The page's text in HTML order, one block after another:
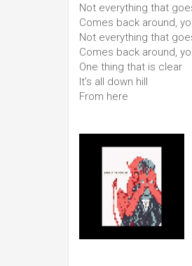
Not everything that
Comes back around,
Not everything that
Comes back around,
One thing that is clear
It's all down hill
From here